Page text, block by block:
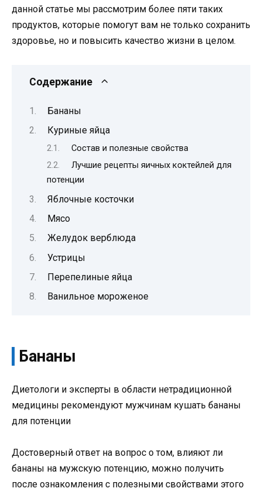
данной статье мы рассмотрим более пяти таких
продуктов, которые помогут вам не только сохранить
здоровье, но и повысить качество жизни в целом.
Содержание
Бананы
Куриные яйца
Состав и полезные свойства
Лучшие рецепты яичных коктейлей для
потенции
Яблочные косточки
Мясо
Желудок верблюда
Устрицы
Перепелиные яйца
Ванильное мороженое
Бананы
Диетологи и эксперты в области нетрадиционной
медицины рекомендуют мужчинам кушать бананы
для потенции
Достоверный ответ на вопрос о том, влияют ли
бананы на мужскую потенцию, можно получить
после ознакомления с полезными свойствами этого